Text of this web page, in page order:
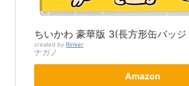
ちいかわ 豪華版 3(長方形缶バッ
created by Rinker
ナガノ
Amazon